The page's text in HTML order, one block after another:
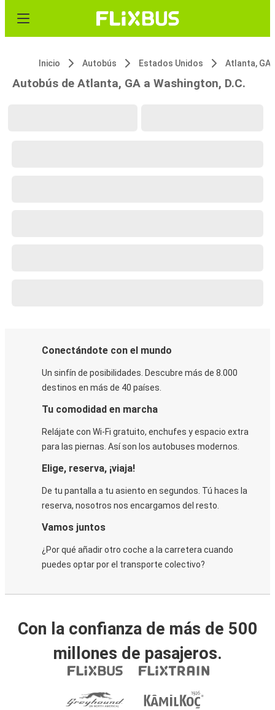
Inicio Autobús Estados Unidos Atlanta, GA
Autobús de Atlanta, GA a Washington, D.C.
Conectándote con el mundo
Un sinfín de posibilidades. Descubre más de 8.000
destinos en más de 40 países.
Tu comodidad en marcha
Relájate con Wi-Fi gratuito, enchufes y espacio extra
para las piernas. Así son los autobuses modernos.
Elige, reserva, ¡viaja!
De tu pantalla a tu asiento en segundos. Tú haces la
reserva, nosotros nos encargamos del resto.
Vamos juntos
¿Por qué añadir otro coche a la carretera cuando
puedes optar por el transporte colectivo?
Con la confianza de más de 500
millones de pasajeros.